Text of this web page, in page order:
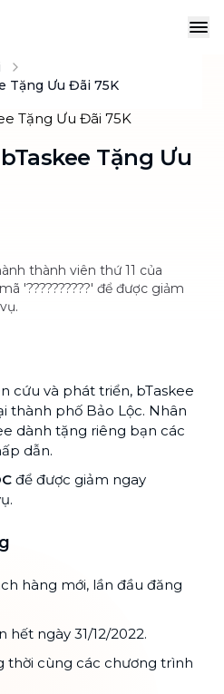
Tặng Ưu Đãi 75K
Tặng Ưu
thành viên thứ 11 của
'??????????' để được giảm
cứu và phát triển, bTaskee
thành phố Bảo Lộc. Nhân
dành tặng riêng bạn các
dẫn.
để được giảm ngay
hàng mới, lần đầu đăng
hết ngày 31/12/2022.
thời cùng các chương trình